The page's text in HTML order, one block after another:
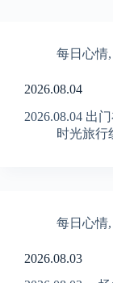
每日心情,
2026.08.04
2026.08.04 出
时光旅行
每日心情,
2026.08.03